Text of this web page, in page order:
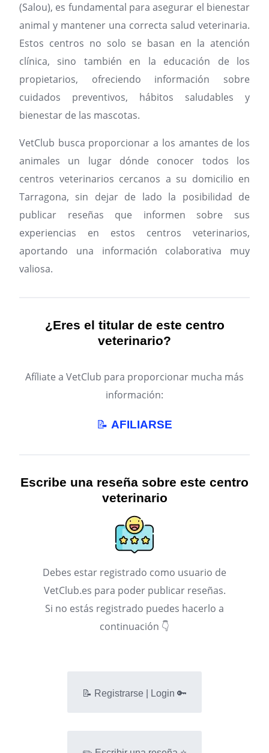
(Salou), es fundamental para asegurar el bienestar
animal y mantener una correcta salud veterinaria.
Estos centros no solo se basan en la atención
clínica, sino también en la educación de los
propietarios, ofreciendo información sobre
cuidados preventivos, hábitos saludables y
bienestar de las mascotas.
VetClub busca proporcionar a los amantes de los
animales un lugar dónde conocer todos los
centros veterinarios cercanos a su domicilio en
Tarragona, sin dejar de lado la posibilidad de
publicar reseñas que informen sobre sus
experiencias en estos centros veterinarios,
aportando una información colaborativa muy
valiosa.
¿Eres el titular de este centro
veterinario?
Afíliate a VetClub para proporcionar mucha más
información:
📝 AFILIARSE
Escribe una reseña sobre este centro
veterinario
Debes estar registrado como usuario de
VetClub.es para poder publicar reseñas.
Si no estás registrado puedes hacerlo a
continuación 👇
📝 Registrarse | Login 🔑